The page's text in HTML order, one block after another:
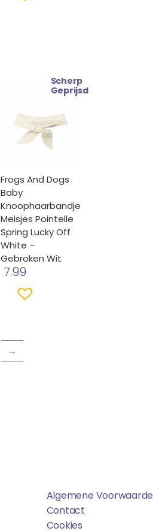
Scherp
Geprijsd
Frogs And Dogs
Baby
Knoophaarbandje
Meisjes Pointelle
Spring Lucky Off
White –
Gebroken Wit
7.99
→
Algemene
Contact
Cookies